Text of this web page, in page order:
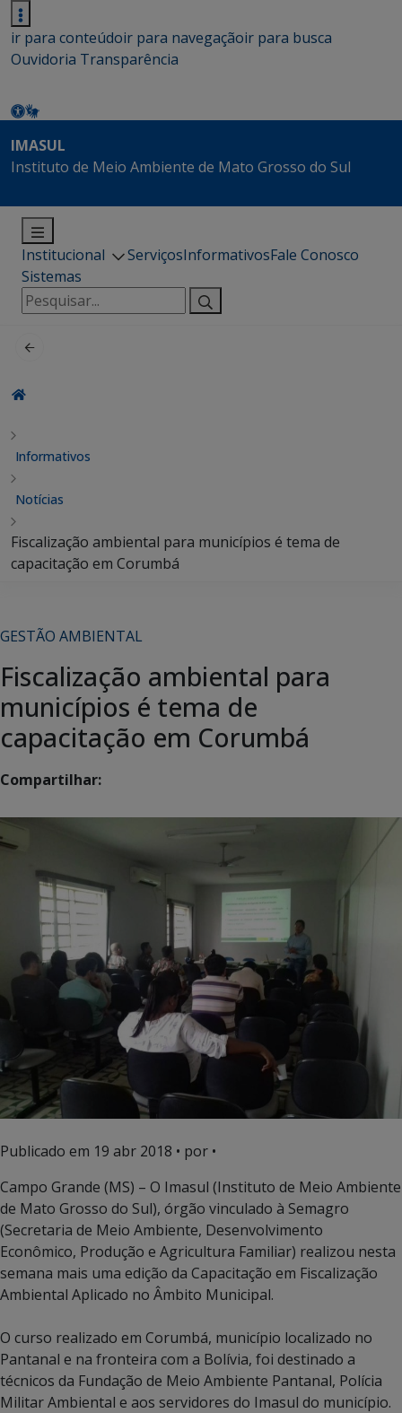
ir para conteúdoir para navegaçãoir para busca
Ouvidoria Transparência
IMASUL
Instituto de Meio Ambiente de Mato Grosso do Sul
Institucional ServiçosInformativosFale Conosco
Sistemas
Pesquisar
por:
Informativos
Notícias
Fiscalização ambiental para municípios é tema de
capacitação em Corumbá
GESTÃO AMBIENTAL
Fiscalização ambiental para
municípios é tema de
capacitação em Corumbá
Compartilhar:
Publicado em 19 abr 2018 • por •
Campo Grande (MS) – O Imasul (Instituto de Meio Ambiente
de Mato Grosso do Sul), órgão vinculado à Semagro
(Secretaria de Meio Ambiente, Desenvolvimento
Econômico, Produção e Agricultura Familiar) realizou nesta
semana mais uma edição da Capacitação em Fiscalização
Ambiental Aplicado no Âmbito Municipal.
O curso realizado em Corumbá, município localizado no
Pantanal e na fronteira com a Bolívia, foi destinado a
técnicos da Fundação de Meio Ambiente Pantanal, Polícia
Militar Ambiental e aos servidores do Imasul do município.